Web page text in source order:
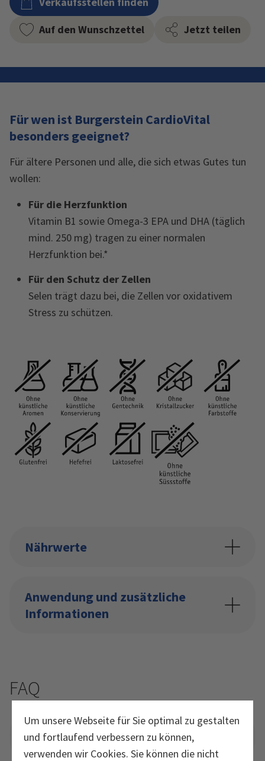
Um unsere Webseite für Sie optimal zu gestalten
und fortlaufend verbessern zu können,
verwenden wir Cookies. Sie können die nicht
Auf den Wunschzettel
Jetzt teilen
Für wen ist Burgerstein CardioVital
besonders geeignet?
Für ältere Personen und alle, die sich etwas Gutes tun
wollen:
Für die Herzfunktion
Vitamin B1 sowie Omega-3 EPA und DHA (täglich
mind. 250 mg) tragen zu einer normalen
Herzfunktion bei.*
Für den Schutz der Zellen
Selen trägt dazu bei, die Zellen vor oxida­tivem
Stress zu schützen.
Nährwerte
Anwendung und zusätzliche
Informationen
FAQ
Was ist schwarzer Knoblauch?